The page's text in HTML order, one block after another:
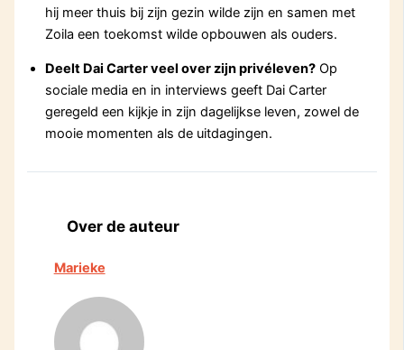
hij meer thuis bij zijn gezin wilde zijn en samen met
Zoila een toekomst wilde opbouwen als ouders.
Deelt Dai Carter veel over zijn privéleven? Op
sociale media en in interviews geeft Dai Carter
geregeld een kijkje in zijn dagelijkse leven, zowel de
mooie momenten als de uitdagingen.
Over de auteur
Marieke